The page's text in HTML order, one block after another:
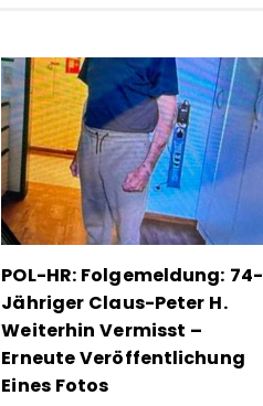
POL-HR: Folgemeldung: 74-
Jähriger Claus-Peter H.
Weiterhin Vermisst –
Erneute Veröffentlichung
Eines Fotos